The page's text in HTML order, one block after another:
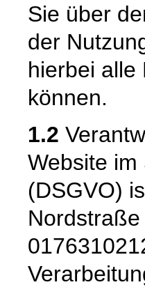
Sie über
der
hierbei alle
können.
1.2
Website
(DSGVO)